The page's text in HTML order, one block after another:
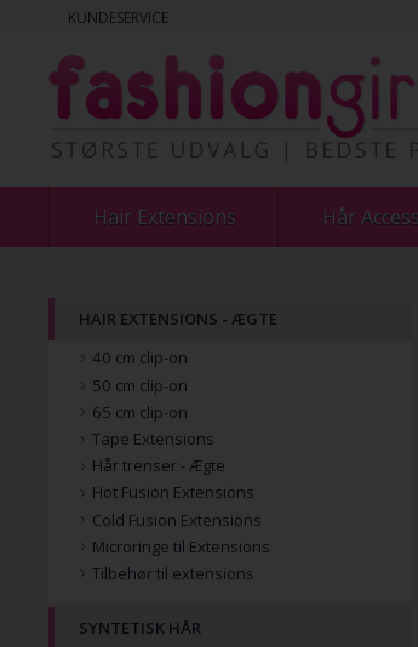
KUNDESERVICE
Hair Extensions Hår
HAIR EXTENSIONS - ÆGTE
40 cm clip-on
50 cm clip-on
65 cm clip-on
Tape Extensions
Hår trenser - Ægte
Hot Fusion Extensions
Cold Fusion Extensions
Microringe til Extensions
Tilbehør til extensions
SYNTETISK HÅR